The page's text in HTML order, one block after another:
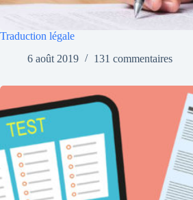
Traduction légale
6 août 2019
131 commentaires